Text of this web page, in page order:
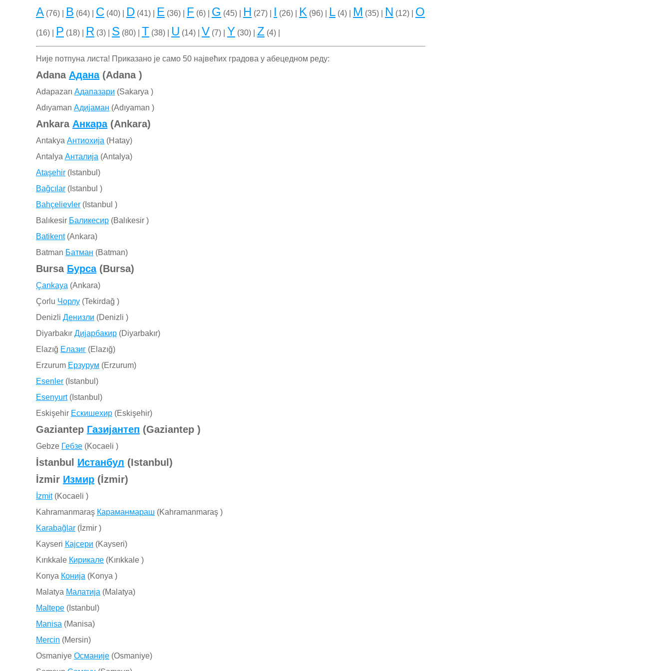
A (76) | B (64) | C (40) | D (41) | E (36) | F (6) | G (45) | H (27) | I (26) | K (96) | L (4) | M (35) | N (12) | O
(16) | P (18) | R (3) | S (80) | T (38) | U (14) | V (7) | Y (30) | Z (4) |
Није потпуна листа! Приказано је само 50 највећих градова у абецедном реду:
Adana Адана(Adana )
Adapazarı Адапазари (Sakarya )
Adıyaman Адијаман (Adıyaman )
Ankara Анкара(Ankara)
Antakya Антиохија (Hatay)
Antalya Анталија (Antalya)
Ataşehir (Istanbul)
Bağcılar (Istanbul )
Bahçelievler (Istanbul )
Balıkesir Баликесир (Balıkesir )
Batikent(Ankara)
Batman Батман (Batman)
Bursa Бурса(Bursa)
Çankaya (Ankara)
Çorlu Чорлу (Tekirdağ )
Denizli Денизли (Denizli )
Diyarbakır Дијарбакир (Diyarbakır)
Elazığ Елазиг (Elazığ)
Erzurum Ерзурум (Erzurum)
Esenler (Istanbul)
Esenyurt(Istanbul)
Eskişehir Ескишехир (Eskişehir)
Gaziantep Газијантеп (Gaziantep )
Gebze Гебзе (Kocaeli )
İstanbul Истанбул (Istanbul)
İzmir Измир (İzmir)
İzmit(Kocaeli )
Kahramanmaraş Караманмараш (Kahramanmaraş )
Karabağlar (İzmir )
Kayseri Кајсери (Kayseri)
Kırıkkale Кирикале (Kırıkkale )
Konya Конија (Konya )
Malatya Малатија (Malatya)
Maltepe (Istanbul)
Manisa (Manisa)
Mercin (Mersin)
Osmaniye Османије (Osmaniye)